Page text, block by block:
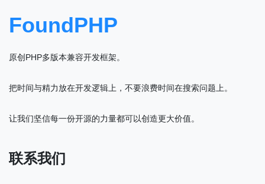
FoundPHP
原创PHP多版本兼容开发框架。
把时间与精力放在开发逻辑上，不要浪费时间在搜索问题上。
让我们坚信每一份开源的力量都可以创造更大价值。
联系我们